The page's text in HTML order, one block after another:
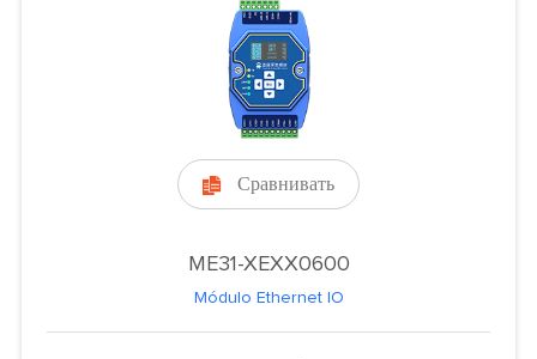
 Сравнивать
ME31-XEXX0600
Módulo Ethernet IO